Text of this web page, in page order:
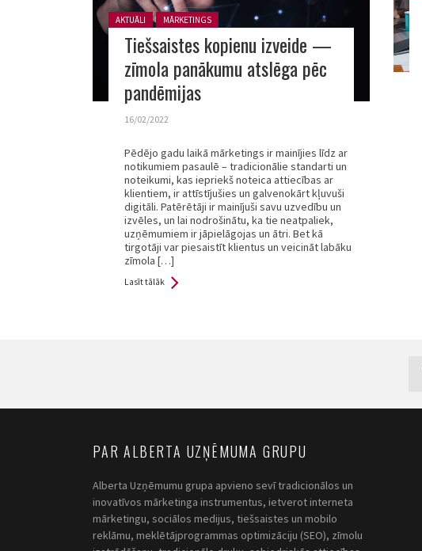
Posted in:
AKTUĀLI MĀRKETINGS
Tiešsaistes kopienu izveide —
zīmola panākumu atslēga pēc
pandēmijas
16/02/2022
Pēdējo gadu laikā mārketings ir mainījies līdz ar
notikumiem pasaulē – tradicionālie standarti un
noteikumi, kas iepriekš noteica attiecības ar
klientiem, ir attīstījušies un galvenokārt kļuvuši
digitāli. Patērētāji ir mainījuši savu uzvedību un
izvēles, un lai nodrošinātu, ka tie neatpaliek,
uzņēmumiem ir jāpielāgojas un ātri. Bet kā
tirgotāji var piesaistīt klientus un veicināt labāku
zīmola […]
Lasīt tālāk
PAR ALBERTA UZŅĒMUMA GRUPU
Alberta Uzņēmumu grupa apvieno sevī tradicionālos un
inovatīvos mārketinga instrumentus, ietverot interneta
mārketingu, sociālos medijus, tiešsaistes un mobilo
reklāmu, meklētājprogrammas optimizāciju (SEO), zīmolu